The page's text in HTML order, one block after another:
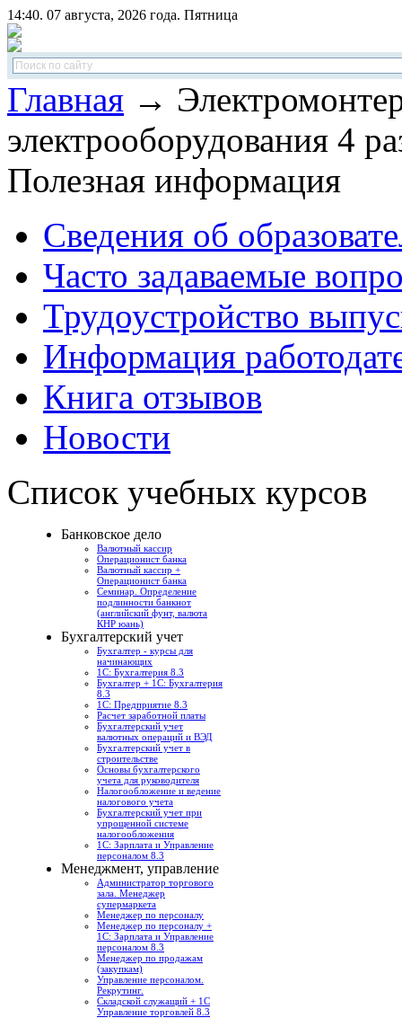
14:40. 07 августа, 2026 года. Пятница
Главная →
электрооборудования 4
Полезная информация
Сведения об
Часто задаваемые
Трудоустройство
Информация
Книга отзывов
Новости
Список учебных курсов
Банковское дело
Валютный кассир
Операционист банка
Валютный кассир +
Операционист банка
Семинар. Определение
подлинности банкнот
(английский фунт, валюта
КНР юань)
Бухгалтерский учет
Бухгалтер - курсы для
начинающих
1С: Бухгалтерия 8.3
Бухгалтер + 1С: Бухгалтерия
8.3
1С: Предприятие 8.3
Расчет заработной платы
Бухгалтерский учет
валютных операций и ВЭД
Бухгалтерский учет в
строительстве
Основы бухгалтерского
учета для руководителя
Налогообложение и ведение
налогового учета
Бухгалтерский учет при
упрощенной системе
налогообложения
1С: Зарплата и Управление
персоналом 8.3
Менеджмент, управление
Администратор торгового
зала. Менеджер
супермаркета
Менеджер по персоналу
Менеджер по персоналу +
1С: Зарплата и Управление
персоналом 8.3
Менеджер по продажам
(закупкам)
Управление персоналом.
Рекрутинг.
Складской служащий + 1С
Управление торговлей 8.3